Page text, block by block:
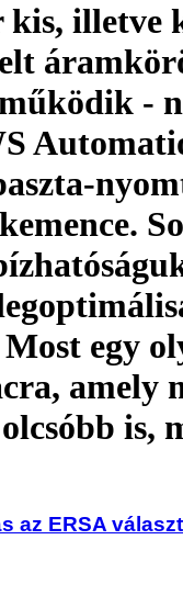
illetve
-
egy
amely
is,
az ERSA